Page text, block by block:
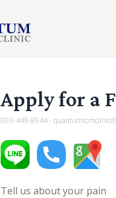
Apply for a
093-449-8944 ·
Tell us about your pain